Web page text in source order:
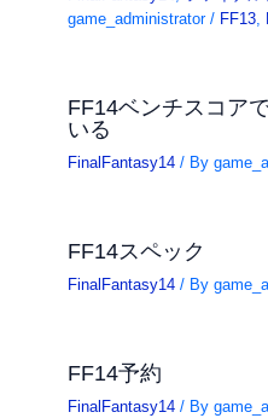
game_administrator/ FF13
FF14ベンチスコア
いる
FinalFantasy14 / By
FF14スペック
FinalFantasy14 / By
FF14予約
FinalFantasy14 / By